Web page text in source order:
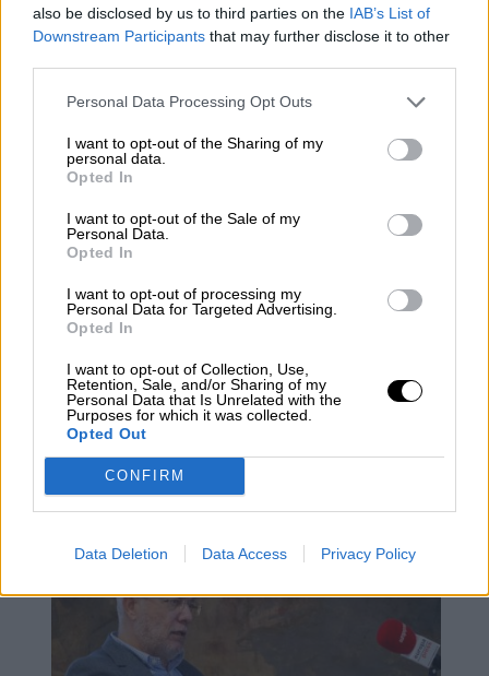
also be disclosed by us to third parties on the IAB’s List of
Downstream Participants that may further disclose it to other
Personal Data Processing Opt Outs
I want to opt-out of the Sharing of my
personal data.
Opted In
I want to opt-out of the Sale of my
Personal Data.
Opted In
I want to opt-out of processing my
Personal Data for Targeted Advertising.
Opted In
I want to opt-out of Collection, Use,
Retention, Sale, and/or Sharing of my
Personal Data that Is Unrelated with the
Purposes for which it was collected.
Opted Out
CONFIRM
Data Deletion Data Access Privacy Policy
Ciudadanos: renovarse o morir
El barómetro del CIS apunta al
crecimiento de PSOE, PP y Vox